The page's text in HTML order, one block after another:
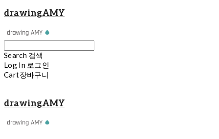
drawingAMY
Search 검색
Log In 로그인
Cart장바구니
drawingAMY